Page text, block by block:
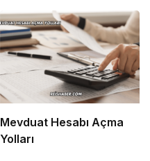
Mevduat Hesabı Açma
Yolları